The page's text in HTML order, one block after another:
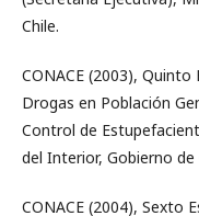
Chile.
CONACE (2003),
Drogas en Población
Control de
del Interior, Gobierno de
CONACE (2004), Sexto